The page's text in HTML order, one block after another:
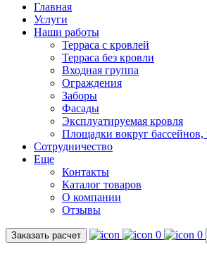
Главная
Услуги
Наши работы
Терраса с кровлей
Терраса без кровли
Входная группа
Ограждения
Заборы
Фасады
Эксплуатируемая кровля
Площадки вокруг
Сотрудничество
Еще
Контакты
Каталог товаров
О компании
Отзывы
Заказать расчет 0 0